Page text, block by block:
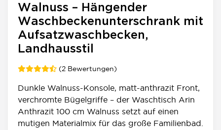
Walnuss – Hängender
Waschbeckenunterschrank mit
Aufsatzwaschbecken,
Landhausstil
(2 Bewertungen)
Dunkle Walnuss-Konsole, matt-anthrazit Front,
verchromte Bügelgriffe – der Waschtisch Arin
Anthrazit 100 cm Walnuss setzt auf einen
mutigen Materialmix für das große Familienbad.